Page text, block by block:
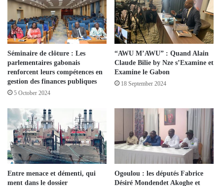
Séminaire de clôture : Les
parlementaires gabonais
renforcent leurs compétences en
gestion des finances publiques
5 October 2024
“AWU M’AWU” : Quand Alain
Claude Bilie by Nze s’Examine et
Examine le Gabon
18 September 2024
Entre menace et démenti, qui
ment dans le dossier
Ogoulou : les députés Fabrice
Désiré Mondendet Akoghe et